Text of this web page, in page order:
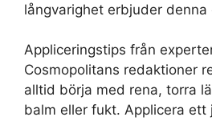
långvarighet erbjuder
Appliceringstips från
Cosmopolitans redaktioner
alltid börja med rena, torra
balm eller fukt. Applicera ett